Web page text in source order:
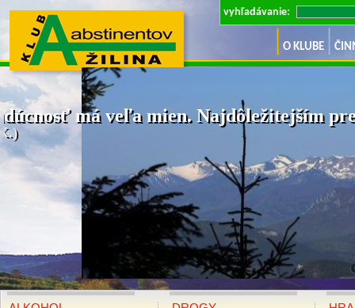
vyhľadávanie:
má veľa mien. Najdôležitejším
Ak nie si
(Anton
O KLUBE